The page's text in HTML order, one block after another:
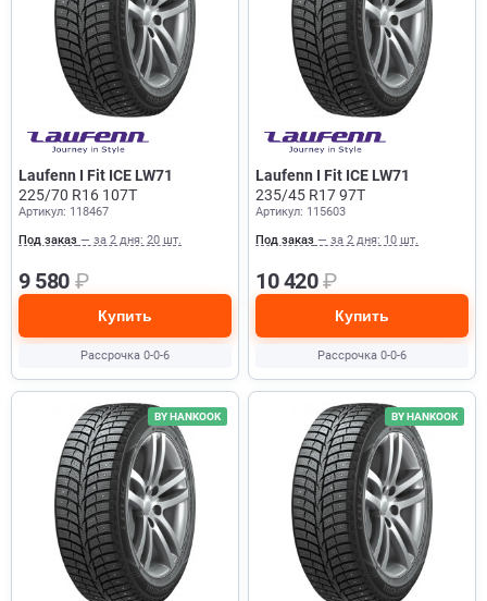
Laufenn I Fit ICE LW71
225/70 R16 107T
Артикул: 118467
Под заказ — за 2 дня: 20 шт.
9 580 ₽
Купить
Рассрочка 0-0-6
Laufenn I Fit ICE LW71
235/45 R17 97T
Артикул: 115603
Под заказ — за 2 дня: 10 шт.
10 420₽
Купить
Рассрочка 0-0-6
BY HANKOOK BY HANKOOK